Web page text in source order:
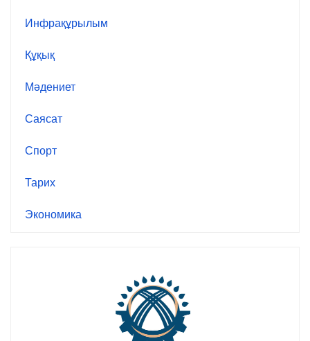
Инфрақұрылым
Құқық
Мәдениет
Саясат
Спорт
Тарих
Экономика